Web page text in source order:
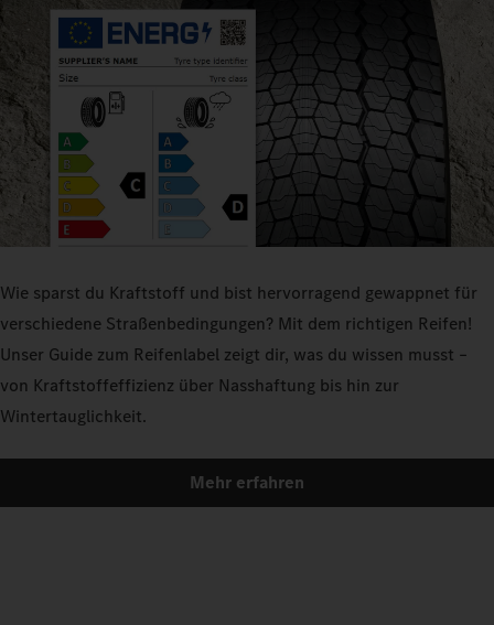
Wie sparst du Kraftstoff und bist hervorragend gewappnet für
verschiedene Straßenbedingungen? Mit dem richtigen Reifen!
Unser Guide zum Reifenlabel zeigt dir, was du wissen musst –
von Kraftstoffeffizienz über Nasshaftung bis hin zur
Wintertauglichkeit.
Mehr erfahren